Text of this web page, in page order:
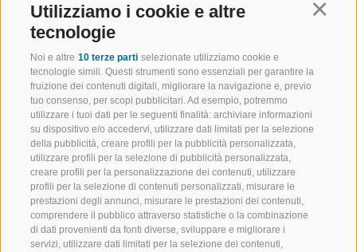
Utilizziamo i cookie e altre
tecnologie
Noi e altre 10 terze parti selezionate utilizziamo cookie e
tecnologie simili. Questi strumenti sono essenziali per garantire la
fruizione dei contenuti digitali, migliorare la navigazione e, previo
tuo consenso, per scopi pubblicitari. Ad esempio, potremmo
utilizzare i tuoi dati per le seguenti finalità: archiviare informazioni
su dispositivo e/o accedervi, utilizzare dati limitati per la selezione
della pubblicità, creare profili per la pubblicità personalizzata,
utilizzare profili per la selezione di pubblicità personalizzata,
creare profili per la personalizzazione dei contenuti, utilizzare
profili per la selezione di contenuti personalizzati, misurare le
prestazioni degli annunci, misurare le prestazioni dei contenuti,
comprendere il pubblico attraverso statistiche o la combinazione
di dati provenienti da fonti diverse, sviluppare e migliorare i
servizi, utilizzare dati limitati per la selezione dei contenuti,
Informazioni
Luogo
Latteria di Vipiteno
Via Giovo 108
39049 Vipiteno
Informazioni di contatto
T
info@latteria-vipiteno.it